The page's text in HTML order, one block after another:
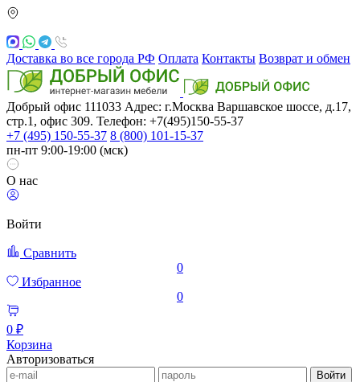
Доставка во все города РФ Оплата Контакты Возврат и обмен
Добрый офис 111033 Адрес: г.Москва Варшавское шоссе, д.17,
стр.1, офис 309. Телефон: +7(495)150-55-37
+7 (495) 150-55-37 8 (800) 101-15-37
пн-пт 9:00-19:00 (мск)
О нас
Войти
Сравнить
0
Избранное
0
0 ₽
Корзина
Авторизоваться
Войти